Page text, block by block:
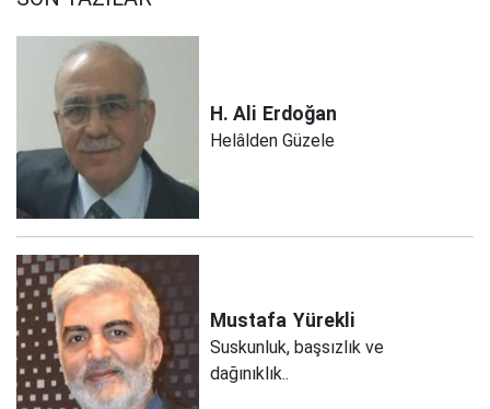
H. Ali Erdoğan
Helâlden Güzele
Mustafa Yürekli
Suskunluk, başsızlık ve
dağınıklık..